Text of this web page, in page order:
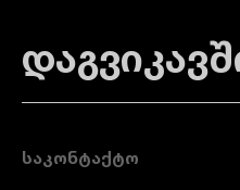
ᲡᲐᲙᲝᲜᲢᲐᲥᲢᲝ